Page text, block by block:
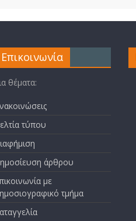
Επικοινωνία
θέματα:
τύπου
άρθρου
με
τμήμα